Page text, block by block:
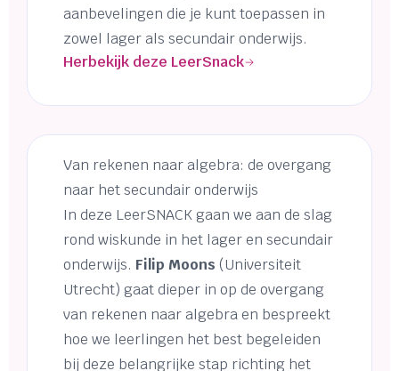
aanbevelingen die je kunt toepassen in
zowel lager als secundair onderwijs.
Herbekijk deze LeerSnack
Van rekenen naar algebra: de overgang
naar het secundair onderwijs
In deze LeerSNACK gaan we aan de slag
rond wiskunde in het lager en secundair
onderwijs. Filip Moons (Universiteit
Utrecht) gaat dieper in op de overgang
van rekenen naar algebra en bespreekt
hoe we leerlingen het best begeleiden
bij deze belangrijke stap richting het